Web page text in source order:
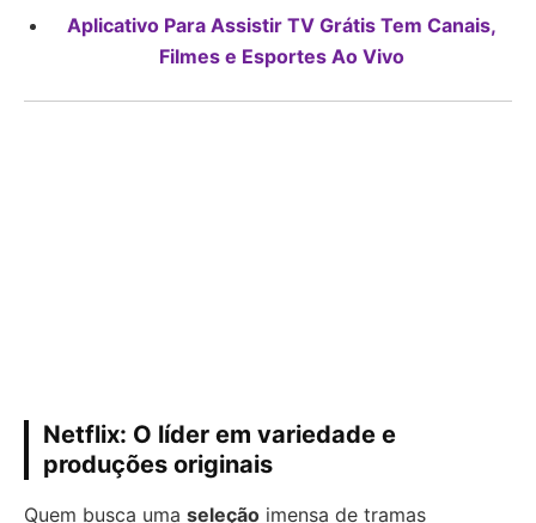
Aplicativo Para Assistir TV Grátis Tem Canais,
Filmes e Esportes Ao Vivo
Netflix: O líder em variedade e
produções originais
Quem busca uma seleção imensa de tramas